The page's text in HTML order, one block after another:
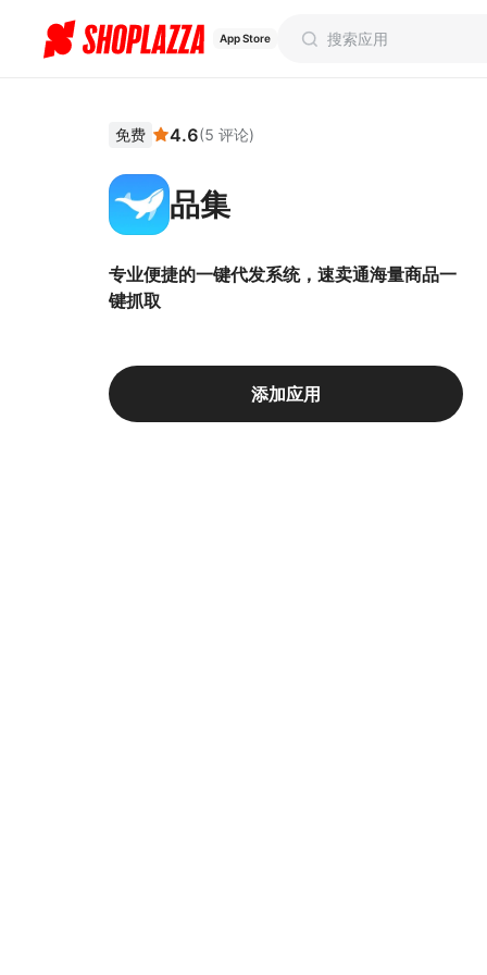
App Store
免费 4.6(5 评论)
品集
专业便捷的一键代发系统，速卖通海量商品一
键抓取
添加应用